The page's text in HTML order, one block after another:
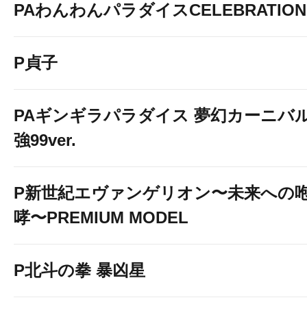
PAわんわんパラダイスCELEBRATION
P貞子
PAギンギラパラダイス 夢幻カーニバ
強99ver.
P新世紀エヴァンゲリオン〜未来への
哮〜PREMIUM MODEL
P北斗の拳 暴凶星